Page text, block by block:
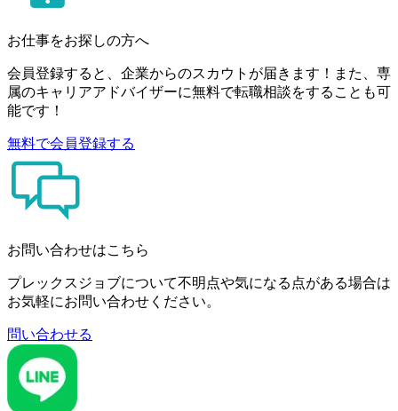
お仕事をお探しの方へ
会員登録すると、企業からのスカウトが届きます！また、専
属のキャリアアドバイザーに無料で転職相談をすることも可
能です！
無料で会員登録する
お問い合わせはこちら
プレックスジョブについて不明点や気になる点がある場合は
お気軽にお問い合わせください。
問い合わせる